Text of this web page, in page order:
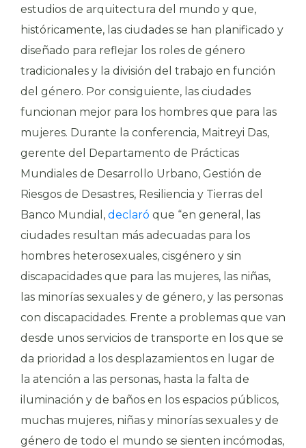
estudios de arquitectura del mundo y que,
históricamente, las ciudades se han planificado y
diseñado para reflejar los roles de género
tradicionales y la división del trabajo en función
del género. Por consiguiente, las ciudades
funcionan mejor para los hombres que para las
mujeres. Durante la conferencia, Maitreyi Das,
gerente del Departamento de Prácticas
Mundiales de Desarrollo Urbano, Gestión de
Riesgos de Desastres, Resiliencia y Tierras del
Banco Mundial, declaró que “en general, las
ciudades resultan más adecuadas para los
hombres heterosexuales, cisgénero y sin
discapacidades que para las mujeres, las niñas,
las minorías sexuales y de género, y las personas
con discapacidades. Frente a problemas que van
desde unos servicios de transporte en los que se
da prioridad a los desplazamientos en lugar de
la atención a las personas, hasta la falta de
iluminación y de baños en los espacios públicos,
muchas mujeres, niñas y minorías sexuales y de
género de todo el mundo se sienten incómodas,